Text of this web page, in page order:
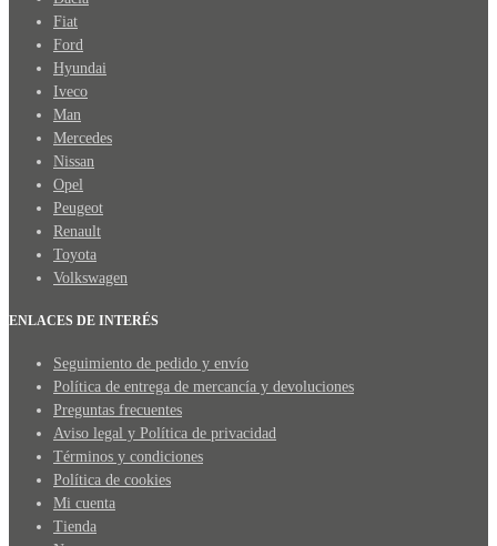
Fiat
Ford
Hyundai
Iveco
Man
Mercedes
Nissan
Opel
Peugeot
Renault
Toyota
Volkswagen
ENLACES DE INTERÉS
Seguimiento de pedido y envío
Política de entrega de mercancía y devoluciones
Preguntas frecuentes
Aviso legal y Política de privacidad
Términos y condiciones
Política de cookies
Mi cuenta
Tienda